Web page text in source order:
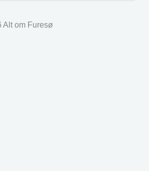
Alt om Furesø